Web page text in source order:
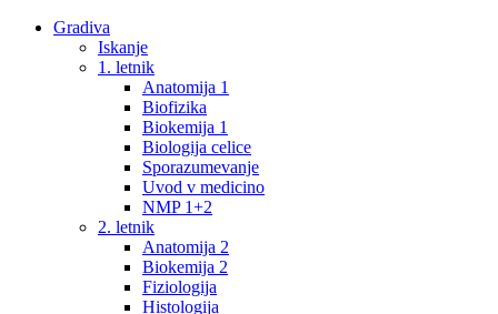
Gradiva
Iskanje
1. letnik
Anatomija 1
Biofizika
Biokemija 1
Biologija celice
Sporazumevanje
Uvod v medicino
NMP 1+2
2. letnik
Anatomija 2
Biokemija 2
Fiziologija
Histologija